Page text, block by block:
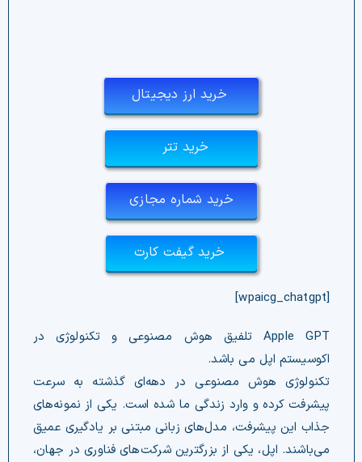
خرید ارز دیجیتال
خرید تتر
خرید شماره مجازی
خرید گیفت کارت
[wpaicg_chatgpt]
Apple GPT تلفیق هوش مصنوعی و تکنولوژی در
اکوسیستم اپل می باشد.
تکنولوژی هوش مصنوعی در دهه‌ای گذشته به سرعت
پیشرفت کرده و وارد زندگی ما شده است. یکی از نمونه‌های
جذاب این پیشرفت، مدل‌های زبانی مبتنی بر یادگیری عمیق
می‌باشند. اپل، یکی از بزرگترین شرکت‌های فناوری در جهان،